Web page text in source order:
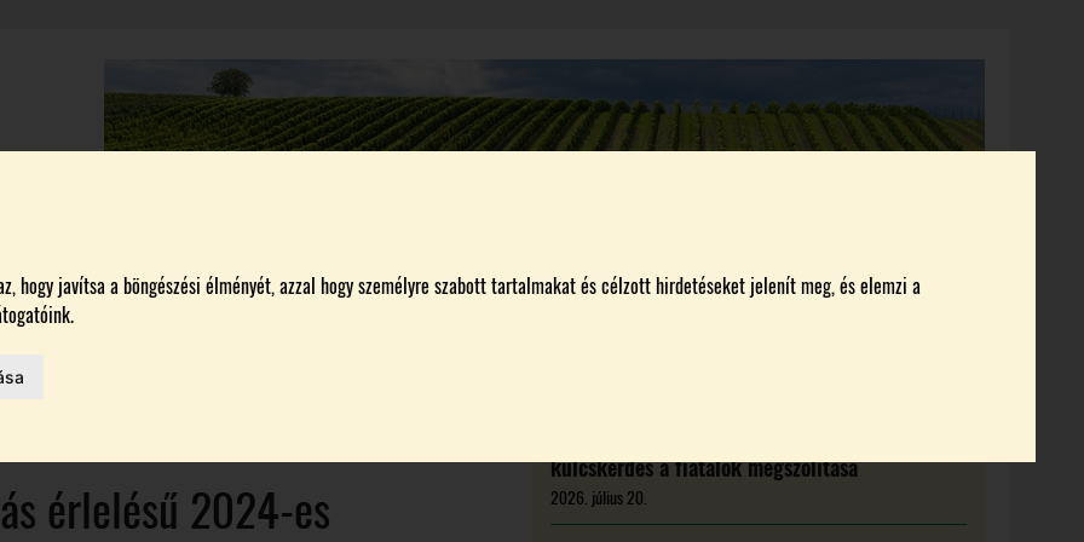
hogy javítsa a böngészési élményét, azzal hogy személyre szabott tartalmakat és célzott hirdetéseket jelenít meg, és elemzi a
érlelésű 2024-es
kulcskérdés a fiatalok megszólítása
2026. július 20.